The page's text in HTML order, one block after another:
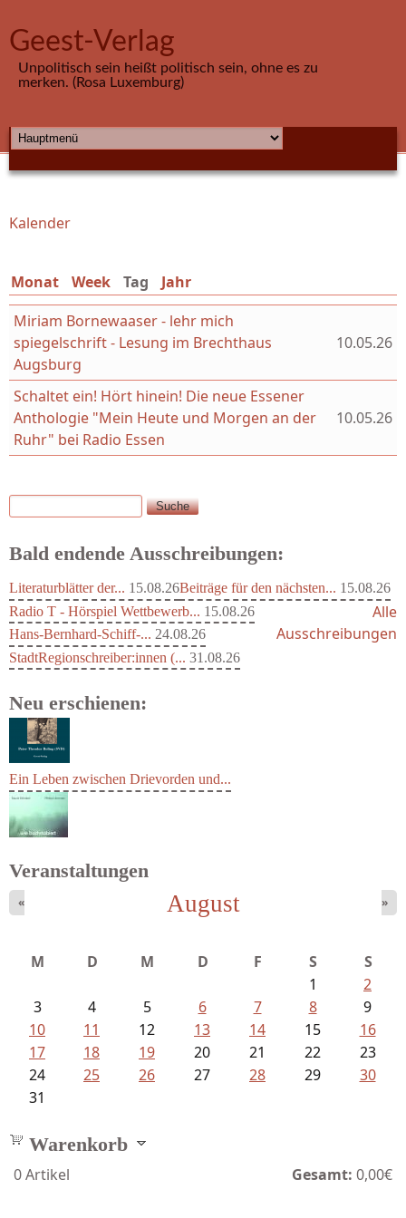
Geest-Verlag
Unpolitisch sein heißt politisch sein, ohne es zu
merken. (Rosa Luxemburg)
HAUPTMENÜ
Sie sind hier
Kalender
Monat Week Tag (aktiver Reiter)
Jahr
Miriam Bornewaaser - lehr mich
spiegelschrift - Lesung im Brechthaus
Augsburg
10.05.26
Schaltet ein! Hört hinein! Die neue Essener
Anthologie "Mein Heute und Morgen an der
Ruhr" bei Radio Essen
10.05.26
Suchformular
Suche
Bald endende Ausschreibungen:
Literaturblätter der... 15.08.26Beiträge für den nächsten... 15.08.26
Radio T - Hörspiel Wettbewerb... 15.08.26
Hans-Bernhard-Schiff-... 24.08.26
StadtRegionschreiber:innen (... 31.08.26
Alle
Ausschreibungen
Neu erschienen:
Ein Leben zwischen Drievorden und...
Veranstaltungen
August
« »
M D M D F S
S
1
2
3
4 5 6 7 8
9
10
11 12 13 14 15
16
17
18 19 20 21 22
23
24
25 26 27 28 29
30
31
Warenkorb
0Artikel Gesamt: 0,00€